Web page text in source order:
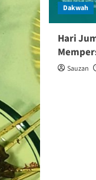
Dakwah
Hari
Sauzan